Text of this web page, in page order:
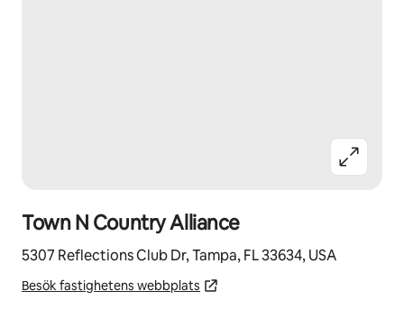
Town N Country Alliance
5307 Reflections Club Dr, Tampa, FL 33634, USA
Besök fastighetens webbplats